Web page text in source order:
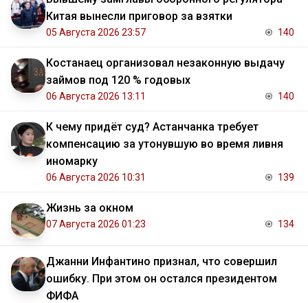
Китая вынесли приговор за взятки
05 Августа 2026 23:57 140
Костанаец организовал незаконную выдачу
займов под 120 % годовых
06 Августа 2026 13:11 140
К чему придёт суд? Астанчанка требует
компенсацию за утонувшую во время ливня
иномарку
06 Августа 2026 10:31 139
Жизнь за окном
07 Августа 2026 01:23 134
Джанни Инфантино признал, что совершил
ошибку. При этом он остался президентом
ФИФА